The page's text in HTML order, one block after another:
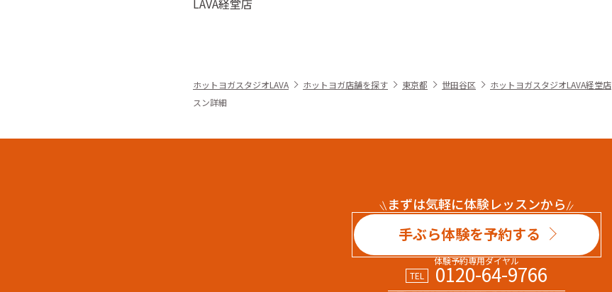
LAVA経堂店
ホットヨガスタジオLAVA ホットヨガ店舗を探す 東京都 世田谷区 ホットヨガスタジオLAVA経堂店
スン詳細
まずは気軽に体験レッスンから
手ぶら体験を予約する
体験予約専用ダイヤル
TEL
0120-64-9766